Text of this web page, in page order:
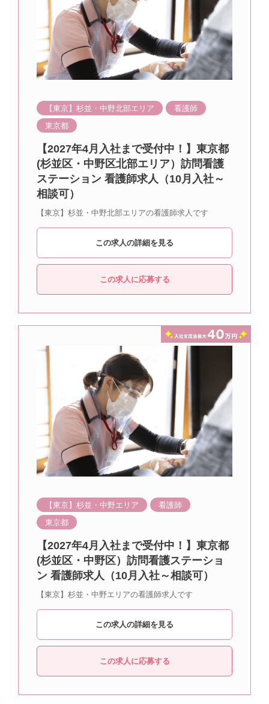
【東京】杉並・中野北部エリア
看護師
東京都
【2027年4月入社まで受付中！】東京都
(杉並区・中野区北部エリア）訪問看護
ステーション 看護師求人（10月入社～
相談可）
【東京】杉並・中野北部エリアの看護師求人です
この求人の詳細を見る
この求人に応募する
【東京】杉並・中野エリア
看護師
東京都
【2027年4月入社まで受付中！】東京都
(杉並区・中野区）訪問看護ステーショ
ン 看護師求人（10月入社～相談可）
【東京】杉並・中野エリアの看護師求人です
この求人の詳細を見る
この求人に応募する